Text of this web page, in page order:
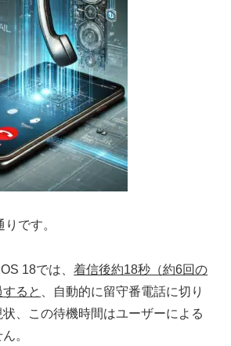
です。
18では、着信後約18秒（約6回の
ると
、自動的に留守番電話に切り
、この待機時間はユーザーによる
。